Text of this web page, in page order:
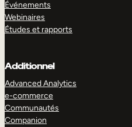
Événements
Webinaires
Études et rapports
Additionnel
Advanced Analytics
e-commerce
Communautés
Companion